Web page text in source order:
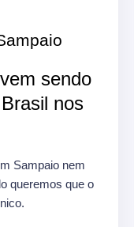
vem sendo
nos
Sampaio nem
queremos que o